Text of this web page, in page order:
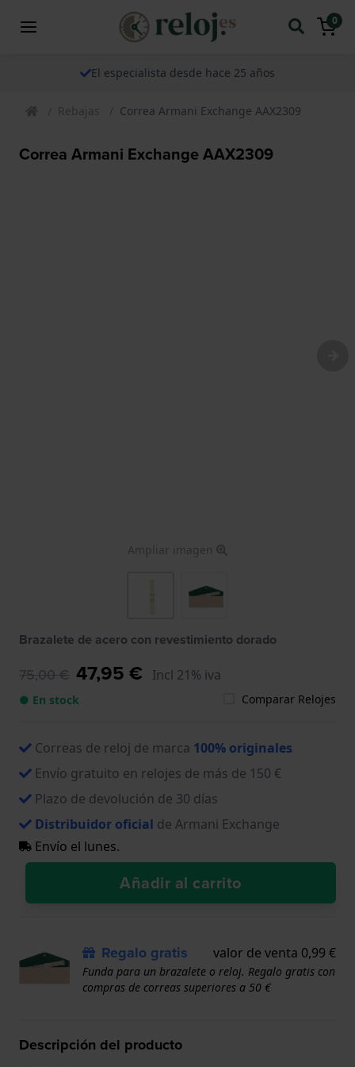
0
El especialista desde hace 25 años
Rebajas Correa Armani Exchange AAX2309
Correa Armani Exchange AAX2309
Ampliar imagen
Brazalete de acero con revestimiento dorado
75,00 € 47,95 € Incl 21% iva
● En stock Comparar Relojes
Correas de reloj de marca 100% originales
Envío gratuito en relojes de más de 150 €
Plazo de devolución de 30 días
Distribuidor oficial de Armani Exchange
Envío el lunes.
Añadir al carrito
Regalo gratis valor de venta 0,99 €
Funda para un brazalete o reloj. Regalo gratis con
compras de correas superiores a 50 €
Descripción del producto